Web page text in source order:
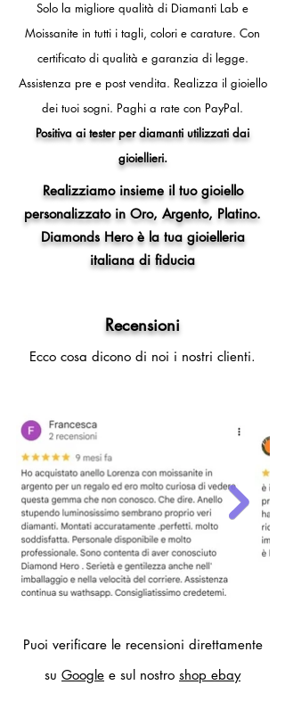
- 13 (circonferenza dito 53mm,
diametro interno anello 16,8 mm)
- 14 (circonferenza dito 54mm,
diametro interno anello 17,2 mm)
- 15 (circonferenza dito 55mm,
diametro interno anello 17,5 mm)
diametro interno anello 17,8 mm)
- 17 (circonferenza dito 57mm,
diametro interno anello 18,1 mm)
- 18 (circonferenza dito 58mm,
diametro interno anello 18,5 mm)
- 19 (circonferenza dito 59mm,
diametro interno anello 18,8 mm)
- 21 (circonferenza dito 61mm,
diametro interno anello 19,4 mm)
- 22 (circonferenza dito 62mm,
contatti.
Solo la migliore qualità di Diamanti Lab e
Moissanite in tutti i tagli, colori e carature. Con
certificato di qualità e garanzia di legge.
Assistenza pre e post vendita. Realizza il gioiello
dei tuoi sogni. Paghi a rate con PayPal.
Positiva ai tester per diamanti utilizzati dai
gioiellieri.
Realizziamo insieme il tuo gioiello
personalizzato in Oro, Argento, Platino.
Diamonds Hero è la tua gioielleria
italiana di fiducia
Recensioni
Ecco cosa dicono di noi i nostri clienti.
Puoi verificare le recensioni direttamente
su Google e sul nostro shop ebay